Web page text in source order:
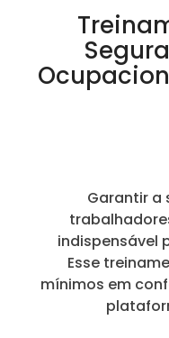
Garantir a
indispensável
Esse
mínimos em